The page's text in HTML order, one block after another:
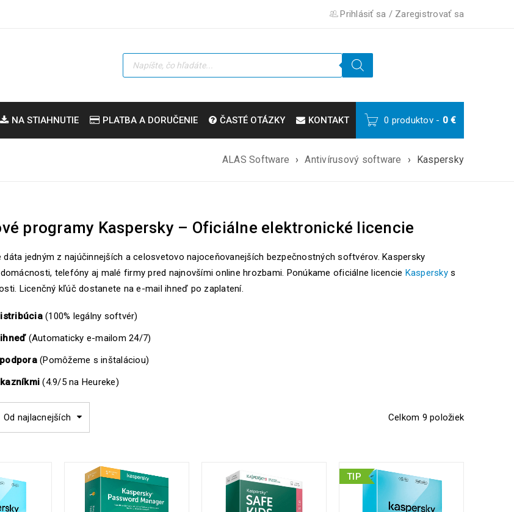
Prihlásiť sa / Zaregistrovať sa
NA STIAHNUTIE PLATBA A DORUČENIE ČASTÉ OTÁZKY KONTAKT 0 produktov - 0€
ALAS Software › Antivírusový software › Kaspersky
programy Kaspersky – Oficiálne elektronické licencie
dáta jedným z najúčinnejších a celosvetovo najoceňovanejších bezpečnostných softvérov. Kaspersky
telefóny aj malé firmy pred najnovšími online hrozbami. Ponúkame oficiálne licencie Kasperskys
Licenčný kľúč dostanete na e-mail ihneď po zaplatení.
(100% legálny softvér)
(Automaticky e-mailom 24/7)
(Pomôžeme s inštaláciou)
(4.9/5 na Heureke)
Celkom 9 položiek
Od najlacnejších
TIP